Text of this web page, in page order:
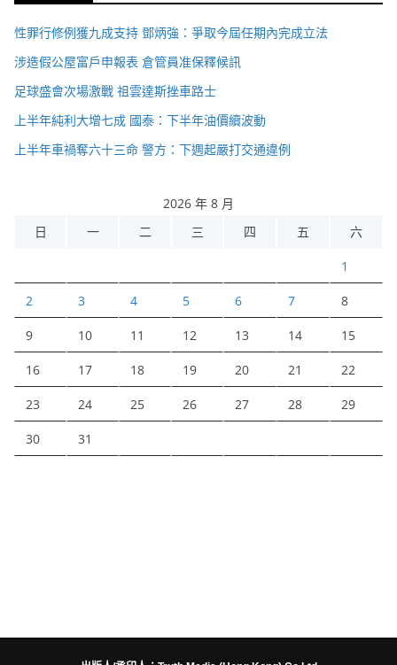
性罪行修例獲九成支持 鄧炳強：爭取今屆任期內完成立法
涉造假公屋富戶申報表 倉管員准保釋候訊
足球盛會次場激戰 祖雲達斯挫車路士
上半年純利大增七成 國泰：下半年油價續波動
上半年車禍奪六十三命 警方：下週起嚴打交通違例
2026 年 8 月
日
一 二 三 四 五 六
1
2 3 4 5 6 7 8
9 10 11 12 13 14 15
16 17 18 19 20 21 22
23 24 25 26 27 28 29
30 31